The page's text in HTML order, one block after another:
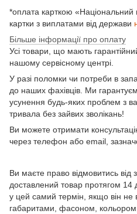
*оплата карткою «Національний
картки з виплатами від держави
Більше інформації про оплату
Усі товари, що мають
нашому сервісному центрі.
У разі поломки чи потреби в
до наших фахівців. Ми
усунення будь-яких проблем з
тривала без зайвих зволікань!
Ви можете отримати
через телефон або email,
Ви маєте право відмовитись
доставлений товар протягом 14
у цей самий термін, якщо він не
габаритами, фасоном,